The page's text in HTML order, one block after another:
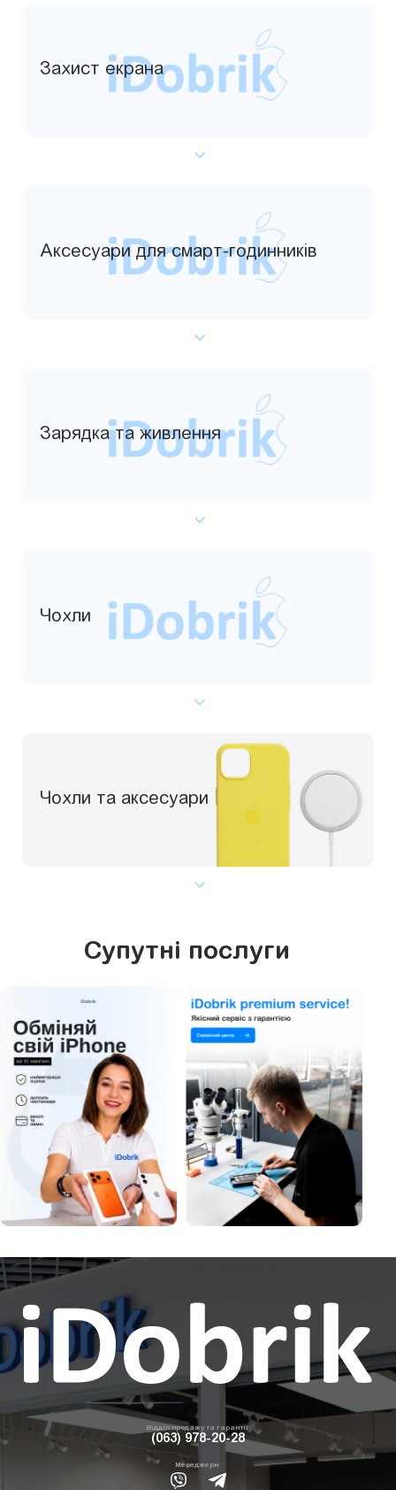
Захист екрана
Аксесуари для смарт-годинників
Зарядка та живлення
Чохли
Чохли та аксесуари
Супутні послуги
Відділ продажу та гарантії:
(063) 978-20-28
Меседжери: